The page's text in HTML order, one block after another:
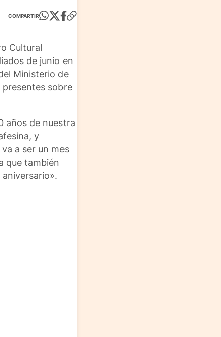
COMPARTIR
Cultural
de junio en
Ministerio de
presentes sobre
años de nuestra
y
a ser un mes
que también